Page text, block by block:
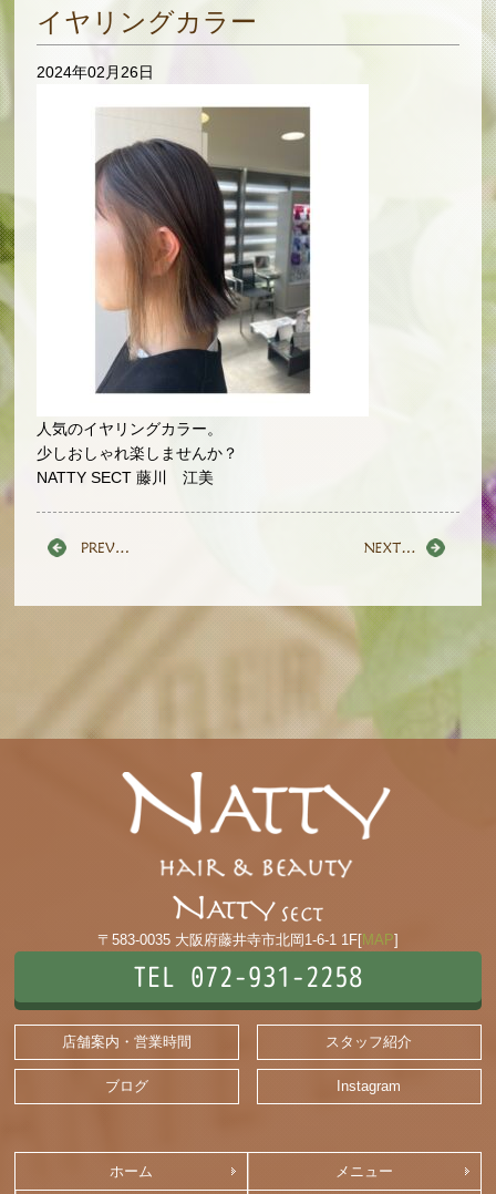
イヤリングカラー
2024年02月26日
人気のイヤリングカラー。
少しおしゃれ楽しませんか？
NATTY SECT 藤川 江美
〒583-0035 大阪府藤井寺市北岡1-6-1 1F[MAP]
TEL 072-931-2258
店舗案内・営業時間 スタッフ紹介
ブログ Instagram
ホーム メニュー